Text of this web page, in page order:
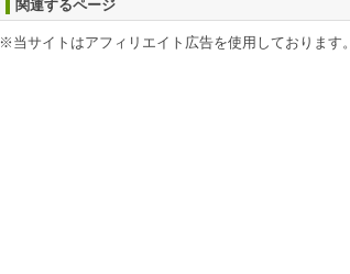
関連するページ
※当サイトはアフィリエイト広告を使用しております。